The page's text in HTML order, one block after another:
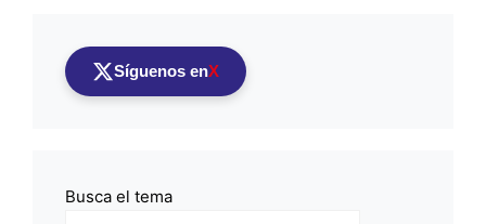
Síguenos enX
Busca el tema